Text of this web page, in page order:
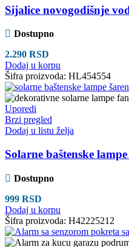
Sijalice novogodišnje
Dostupno
2.290 RSD
Dodaj u korpu
Šifra proizvoda: HL454554
Uporedi
Brzi pregled
Dodaj u listu želja
Solarne baštenske lampe
Dostupno
999 RSD
Dodaj u korpu
Šifra proizvoda: H42225212